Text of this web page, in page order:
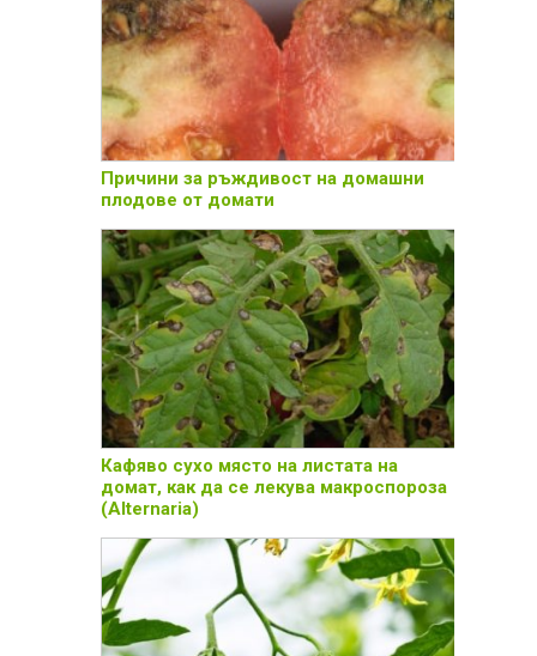
Причини за ръждивост на домашни
плодове от домати
Кафяво сухо място на листата на
домат, как да се лекува макроспороза
(Alternaria)